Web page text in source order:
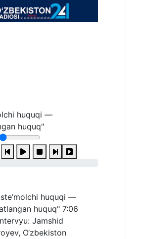
huquqi —
huquq"
huquqi —
huquq" 7:06
Jamshid
O‘zbekiston